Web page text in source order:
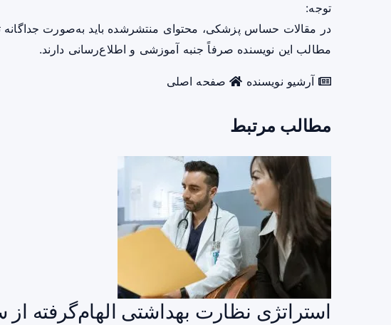
توجه:
در مقالات حساس پزشکی، محتوای منتشرشده باید به‌صورت
مطالب این نویسنده صرفاً جنبه آموزشی و اطلاع‌رسانی دارند.
آرشیو نویسنده صفحه اصلی
مطالب مرتبط
استراتژی نظارت بهداشتی الهام‌گرفته